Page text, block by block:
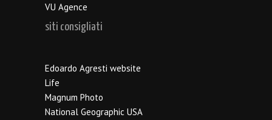
VU Agence
siti consigliati
Edoardo Agresti website
Life
Magnum Photo
National Geographic USA